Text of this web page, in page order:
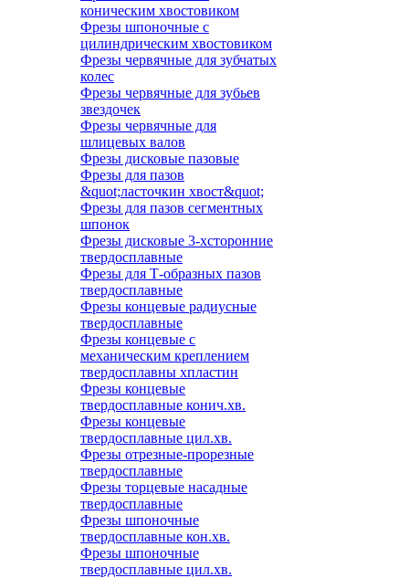
коническим хвостовиком
Фрезы шпоночные с
цилиндрическим хвостовиком
Фрезы червячные для зубчатых
колес
Фрезы червячные для зубьев
звездочек
Фрезы червячные для
шлицевых валов
Фрезы дисковые пазовые
Фрезы для пазов
&quot;ласточкин хвост&quot;
Фрезы для пазов сегментных
шпонок
Фрезы дисковые 3-хсторонние
твердосплавные
Фрезы для Т-образных пазов
твердосплавные
Фрезы концевые радиусные
твердосплавные
Фрезы концевые с
механическим креплением
твердосплавны хпластин
Фрезы концевые
твердосплавные конич.хв.
Фрезы концевые
твердосплавные цил.хв.
Фрезы отрезные-прорезные
твердосплавные
Фрезы торцевые насадные
твердосплавные
Фрезы шпоночные
твердосплавные кон.хв.
Фрезы шпоночные
твердосплавные цил.хв.